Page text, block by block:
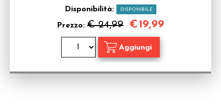
Disponibilità: DISPONIBILE
Prezzo: € 24,99 €19,99